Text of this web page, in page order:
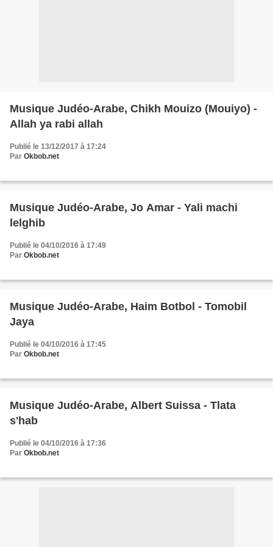
Musique Judéo-Arabe, Chikh Mouizo (Mouiyo) -
Allah ya rabi allah
Publié le 13/12/2017 à 17:24
Par Okbob.net
Musique Judéo-Arabe, Jo Amar - Yali machi
lelghib
Publié le 04/10/2016 à 17:49
Par Okbob.net
Musique Judéo-Arabe, Haim Botbol - Tomobil
Jaya
Publié le 04/10/2016 à 17:45
Par Okbob.net
Musique Judéo-Arabe, Albert Suissa - Tlata
s'hab
Publié le 04/10/2016 à 17:36
Par Okbob.net